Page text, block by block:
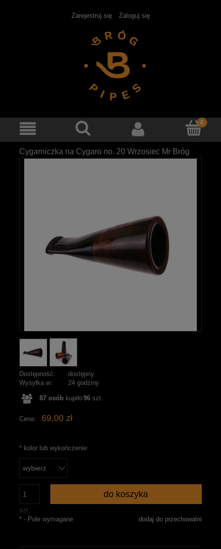
Zarejestruj się Zaloguj się
Cygarniczka na Cygaro no. 20 Wrzosiec Mr Bróg
Dostępność:
dostępny
Wysyłka w:
24 godziny
87 osób kupiło96 szt.
Cena: 69,00 zł
* kolor lub wykończenie:
szt.
do koszyka
dodaj do przechowalni
* - Pole wymagane